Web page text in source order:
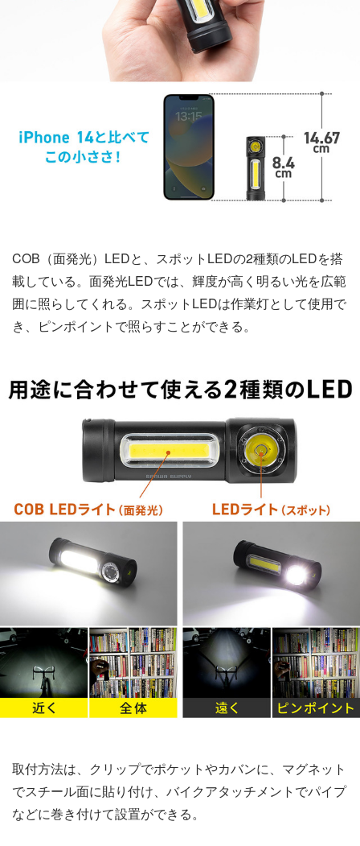
COB（面発光）LEDと、スポットLEDの2種類のLEDを搭
載している。面発光LEDでは、輝度が高く明るい光を広範
囲に照らしてくれる。スポットLEDは作業灯として使用で
き、ピンポイントで照らすことができる。
取付方法は、クリップでポケットやカバンに、マグネット
でスチール面に貼り付け、バイクアタッチメントでパイプ
などに巻き付けて設置ができる。